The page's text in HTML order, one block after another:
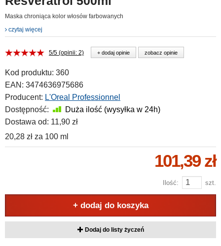
Maska chroniąca kolor włosów farbowanych
czytaj więcej
5/5 (opinii: 2) + dodaj opinie zobacz opinie
Kod produktu: 360
EAN: 3474636975686
Producent: L'Oreal Professionnel
Dostępność:
Duża ilość (wysyłka w 24h)
Dostawa od: 11,90 zł
20,28 zł za 100 ml
101,39 zł
Ilość: szt.
+ dodaj do koszyka
Dodaj do listy życzeń